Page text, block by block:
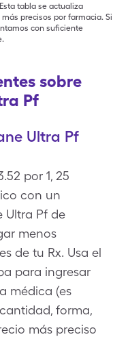
tabla se actualiza
precisos por farmacia. Si
con suficiente
sobre
Pf
Ultra Pf
por 1, 25
con un
Ultra Pf de
menos
de tu Rx. Usa el
para ingresar
médica (es
forma,
más preciso